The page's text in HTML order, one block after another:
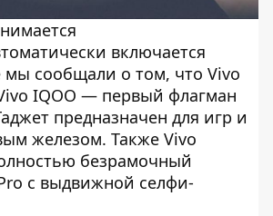
включается
мы сообщали о том, что Vivo
IQOO — первый флагман
предназначен для игр и
железом. Также Vivo
безрамочный
с выдвижной селфи-